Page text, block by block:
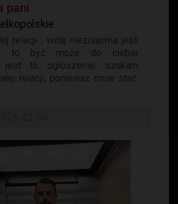
pani
relacji ; witaj nieznajoma jeśli
to być może do ciebie
jest to ogłoszenie: szukam
relacji, ponieważ mnie stać: